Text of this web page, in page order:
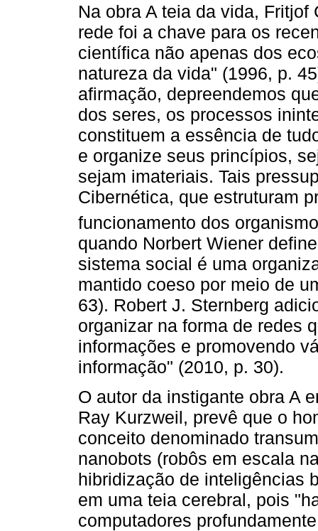
Na obra A teia da vida,
rede foi a chave para os
científica não apenas dos
natureza da vida" (1996, p.
afirmação, depreendemos
dos seres, os processos
constituem a essência de
e organize seus princípios,
sejam imateriais. Tais
Cibernética, que estruturam
funcionamento dos
quando Norbert Wiener
sistema social é uma
mantido coeso por meio de
63). Robert J. Sternberg
organizar na forma de redes
informações e promovendo
informação" (2010, p. 30).
O autor da instigante obra A
Ray Kurzweil, prevê que o
conceito denominado
nanobots (robôs em escala
hibridização de inteligências
em uma teia cerebral, pois
computadores